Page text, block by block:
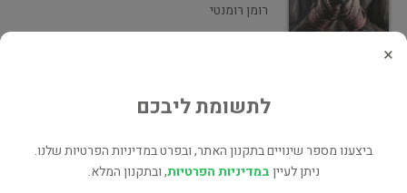
רומן רומנטי
רומן רומנטי
×
לתשומת ליבכם
ביצענו מספר שינויים בתקנון האתר, ובפרט במדיניות הפרטיות שלנו.
ניתן לעייןבמדיניות הפרטיות, ובתקנון המלא.